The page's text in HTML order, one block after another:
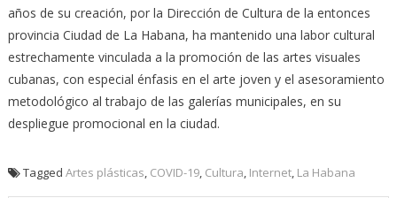
años de su creación, por la Dirección de Cultura de la entonces
provincia Ciudad de La Habana, ha mantenido una labor cultural
estrechamente vinculada a la promoción de las artes visuales
cubanas, con especial énfasis en el arte joven y el asesoramiento
metodológico al trabajo de las galerías municipales, en su
despliegue promocional en la ciudad.
Tagged Artes plásticas COVID-19, Cultura Internet, La Habana